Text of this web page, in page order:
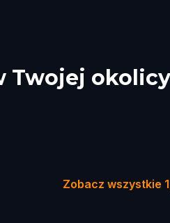
Twojej okolicy
York City
Zobacz wszystkie